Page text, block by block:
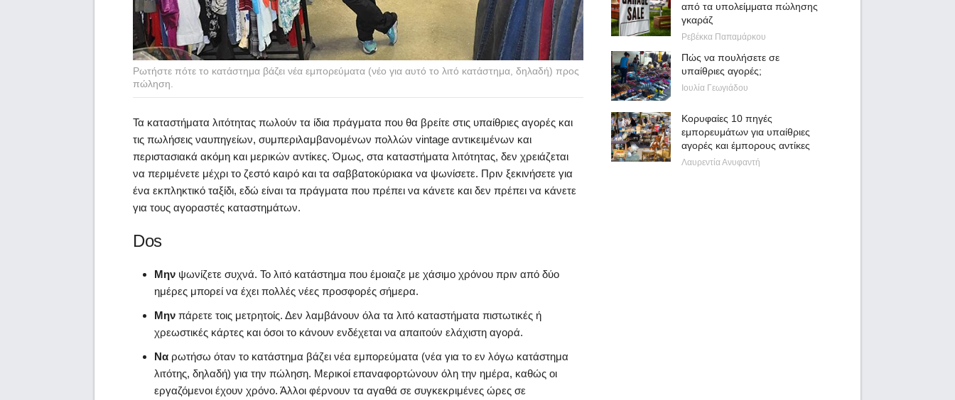
Ρωτήστε πότε το κατάστημα βάζει νέα εμπορεύματα (νέο για αυτό το λιτό κατάστημα, δηλαδή) προς
πώληση.
Τα καταστήματα λιτότητας πωλούν τα ίδια πράγματα που θα βρείτε στις υπαίθριες αγορές και
τις πωλήσεις ναυπηγείων, συμπεριλαμβανομένων πολλών vintage αντικειμένων και
περιστασιακά ακόμη και μερικών αντίκες. Όμως, στα καταστήματα λιτότητας, δεν χρειάζεται
να περιμένετε μέχρι το ζεστό καιρό και τα σαββατοκύριακα να ψωνίσετε. Πριν ξεκινήσετε για
ένα εκπληκτικό ταξίδι, εδώ είναι τα πράγματα που πρέπει να κάνετε και δεν πρέπει να κάνετε
για τους αγοραστές καταστημάτων.
Dos
Μην ψωνίζετε συχνά. Το λιτό κατάστημα που έμοιαζε με χάσιμο χρόνου πριν από δύο
ημέρες μπορεί να έχει πολλές νέες προσφορές σήμερα.
Μην πάρετε τοις μετρητοίς. Δεν λαμβάνουν όλα τα λιτό καταστήματα πιστωτικές ή
χρεωστικές κάρτες και όσοι το κάνουν ενδέχεται να απαιτούν ελάχιστη αγορά.
Να ρωτήσω όταν το κατάστημα βάζει νέα εμπορεύματα (νέα για το εν λόγω κατάστημα
λιτότης, δηλαδή) για την πώληση. Μερικοί επαναφορτώνουν όλη την ημέρα, καθώς οι
εργαζόμενοι έχουν χρόνο. Άλλοι φέρνουν τα αγαθά σε συγκεκριμένες ώρες σε
από τα υπολείμματα πώλησης
γκαράζ
Ρεβέκκα Παπαμάρκου
Πώς να πουλήσετε σε
υπαίθριες αγορές;
Ιουλία Γεωγιάδου
Κορυφαίες 10 πηγές
εμπορευμάτων για υπαίθριες
αγορές και έμπορους αντίκες
Λαυρεντία Ανυφαντή